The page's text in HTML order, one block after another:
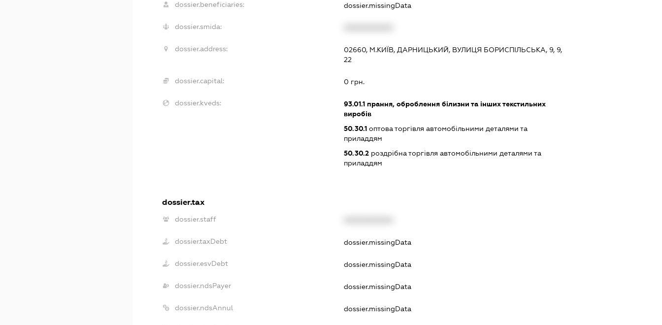
dossier.beneficiaries: dossier.missingData
dossier.smida:
dossier.address:
02660, М.КИЇВ, ДАРНИЦЬКИЙ, ВУЛИЦЯ БОРИСПІЛЬСЬКА, 9, 9,
22
dossier.capital: 0 грн.
dossier.kveds: 93.01.1 прання, оброблення білизни та інших текстильних
виробів
50.30.1 оптова торгівля автомобільними деталями та
приладдям
50.30.2 роздрібна торгівля автомобільними деталями та
приладдям
dossier.tax
dossier.staff
dossier.taxDebt dossier.missingData
dossier.esvDebt dossier.missingData
dossier.ndsPayer dossier.missingData
dossier.ndsAnnul dossier.missingData